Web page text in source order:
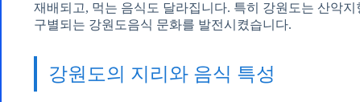
재배되고, 먹는 음식도 달라집니다. 특히 강원도는 산악
구별되는 강원도음식 문화를 발전시켰습니다.
강원도의 지리와 음식 특성